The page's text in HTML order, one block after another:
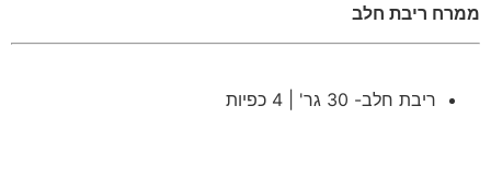
ממרח ריבת חלב
ריבת חלב- 30 גר' | 4 כפיות